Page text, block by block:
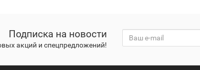
Подписка на новости
акций и спецпредложений!